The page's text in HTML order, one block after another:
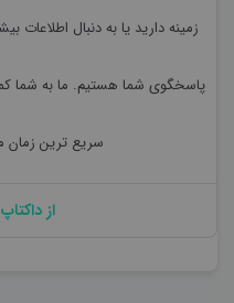
زمینه دارید یا به دنبال
پاسخگوی شما هستیم. ما به شما
سریع ترین زمان
از